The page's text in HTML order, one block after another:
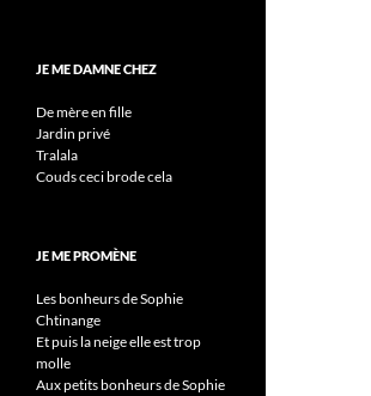
JE ME DAMNE CHEZ
De mère en fille
Jardin privé
Tralala
Couds ceci brode cela
JE ME PROMÈNE
Les bonheurs de Sophie
Chtinange
Et puis la neige elle est trop
molle
Aux petits bonheurs de Sophie